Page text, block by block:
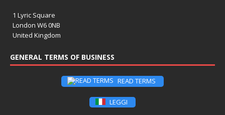
1 Lyric Square
London W6 0NB
United Kingdom
GENERAL TERMS OF BUSINESS
READ TERMS
LEGGI